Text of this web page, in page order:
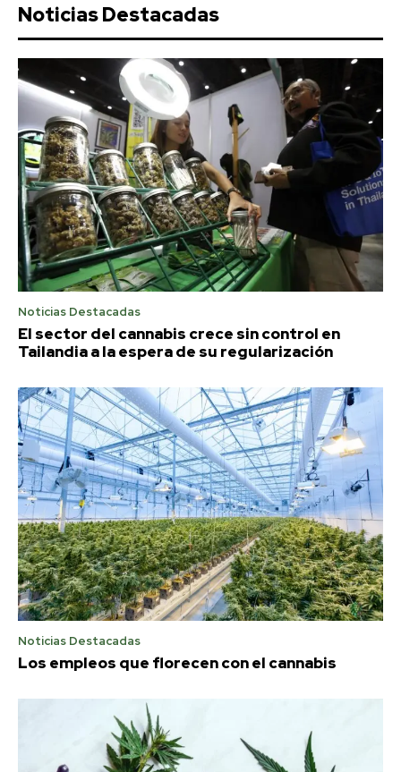
Noticias Destacadas
Noticias Destacadas
El sector del cannabis crece sin control en
Tailandia a la espera de su regularización
Noticias Destacadas
Los empleos que florecen con el cannabis